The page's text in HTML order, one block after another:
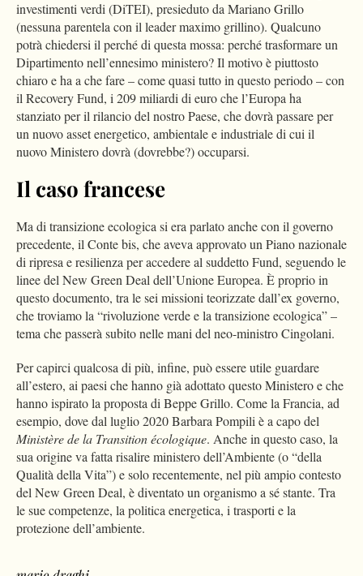
investimenti verdi (DiTEI), presieduto da Mariano Grillo
(nessuna parentela con il leader maximo grillino). Qualcuno
potrà chiedersi il perché di questa mossa: perché trasformare un
Dipartimento nell’ennesimo ministero? Il motivo è piuttosto
chiaro e ha a che fare – come quasi tutto in questo periodo – con
il Recovery Fund, i 209 miliardi di euro che l’Europa ha
stanziato per il rilancio del nostro Paese, che dovrà passare per
un nuovo asset energetico, ambientale e industriale di cui il
nuovo Ministero dovrà (dovrebbe?) occuparsi.
Il caso francese
Ma di transizione ecologica si era parlato anche con il governo
precedente, il Conte bis, che aveva approvato un Piano nazionale
di ripresa e resilienza per accedere al suddetto Fund, seguendo le
linee del New Green Deal dell’Unione Europea. È proprio in
questo documento, tra le sei missioni teorizzate dall’ex governo,
che troviamo la “rivoluzione verde e la transizione ecologica” –
tema che passerà subito nelle mani del neo-ministro Cingolani.
Per capirci qualcosa di più, infine, può essere utile guardare
all’estero, ai paesi che hanno già adottato questo Ministero e che
hanno ispirato la proposta di Beppe Grillo. Come la Francia, ad
esempio, dove dal luglio 2020 Barbara Pompili è a capo del
Ministère de la Transition écologique. Anche in questo caso, la
sua origine va fatta risalire ministero dell’Ambiente (o “della
Qualità della Vita”) e solo recentemente, nel più ampio contesto
del New Green Deal, è diventato un organismo a sé stante. Tra
le sue competenze, la politica energetica, i trasporti e la
protezione dell’ambiente.